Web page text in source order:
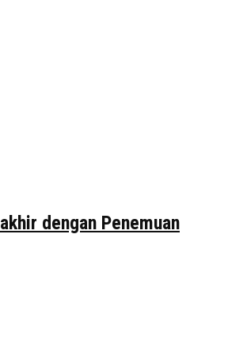
dengan Penemuan